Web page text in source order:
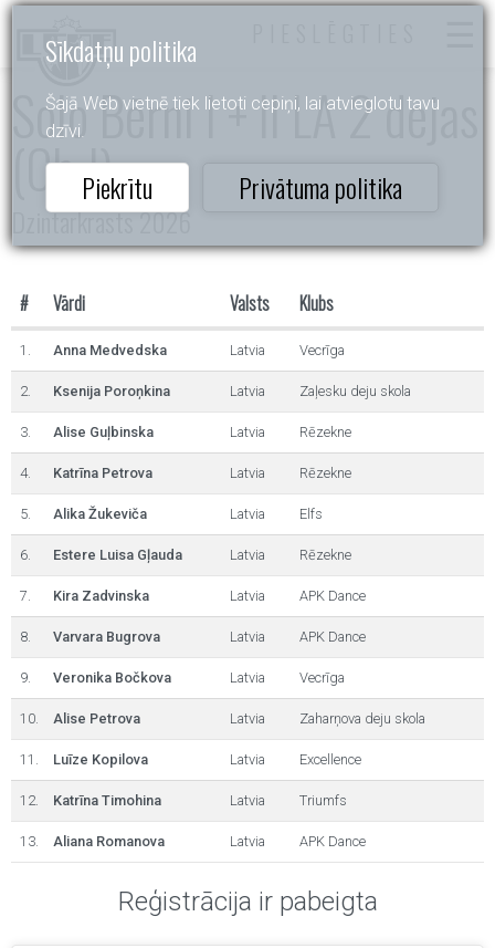
Sīkdatņu politika
Šajā Web vietnē tiek lietoti cepiņi, lai atvieglotu tavu
dzīvi.
Piekrītu Privātuma politika
Solo Bērni I + II LA 2 dejas
(Ch,J)
Dzintarkrasts 2026
# Vārdi Valsts Klubs
1. Anna Medvedska Latvia Vecrīga
2. Ksenija Poroņkina Latvia Zaļesku deju skola
3. Alise Guļbinska Latvia Rēzekne
4. Katrīna Petrova Latvia Rēzekne
5. Alika Žukeviča Latvia Elfs
6. Estere Luisa Gļauda Latvia Rēzekne
7. Kira Zadvinska Latvia APK Dance
8. Varvara Bugrova Latvia APK Dance
9. Veronika Bočkova Latvia Vecrīga
10. Alise Petrova Latvia Zaharņova deju skola
11. Luīze Kopilova Latvia Excellence
12. Katrīna Timohina Latvia Triumfs
13. Aliana Romanova Latvia APK Dance
Reģistrācija ir pabeigta